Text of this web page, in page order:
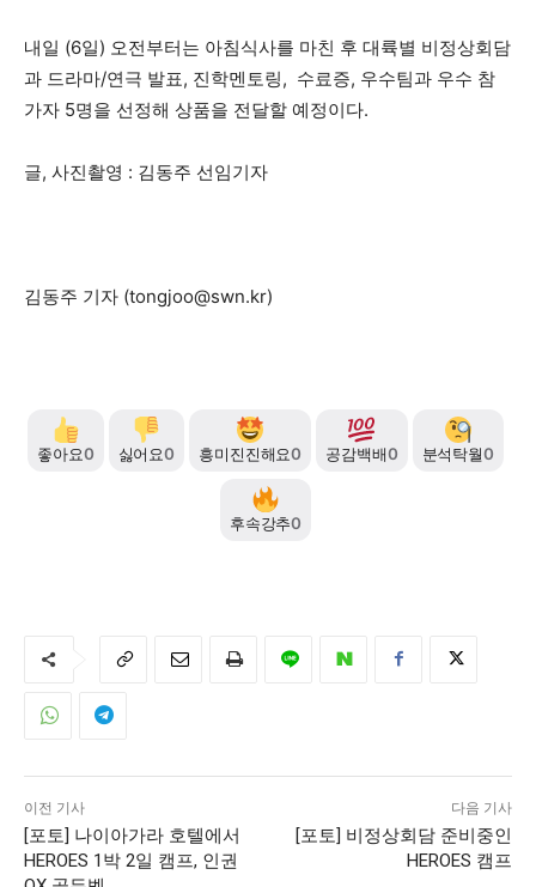
내일 (6일) 오전부터는 아침식사를 마친 후 대륙별 비정상회담
과 드라마/연극 발표, 진학멘토링, 수료증, 우수팀과 우수 참
가자 5명을 선정해 상품을 전달할 예정이다.
글, 사진촬영 : 김동주 선임기자
김동주 기자 (tongjoo@swn.kr)
좋아요0 싫어요0 흥미진진해요0 공감백배0 분석탁월0
후속강추0
이전 기사
[포토] 나이아가라 호텔에서
HEROES 1박 2일 캠프, 인권
다음 기사
[포토] 비정상회담 준비중인
HEROES 캠프